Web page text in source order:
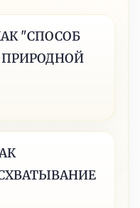
"СПОСОБ